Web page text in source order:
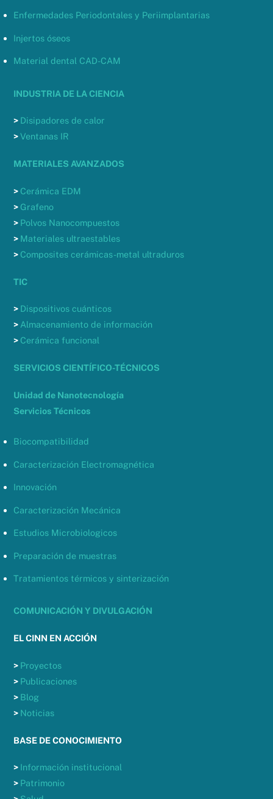
Enfermedades Periodontales y Periimplantarias
Injertos óseos
Material dental CAD-CAM
INDUSTRIA DE LA CIENCIA
> Disipadores de calor
>Ventanas IR
MATERIALES AVANZADOS
> Cerámica EDM
> Grafeno
> Polvos Nanocompuestos
> Materiales ultraestables
> Composites cerámicas-metal ultraduros
TIC
> Dispositivos cuánticos
> Almacenamiento de información
> Cerámica funcional
SERVICIOS CIENTÍFICO-TÉCNICOS
Unidad de Nanotecnología
Servicios Técnicos
Biocompatibilidad
Caracterización Electromagnética
Innovación
Caracterización Mecánica
Estudios Microbiologicos
Preparación de muestras
Tratamientos térmicos y sinterización
COMUNICACIÓN Y DIVULGACIÓN
EL CINN EN ACCIÓN
> Proyectos
> Publicaciones
> Blog
> Noticias
BASE DE CONOCIMIENTO
> Información institucional
> Patrimonio